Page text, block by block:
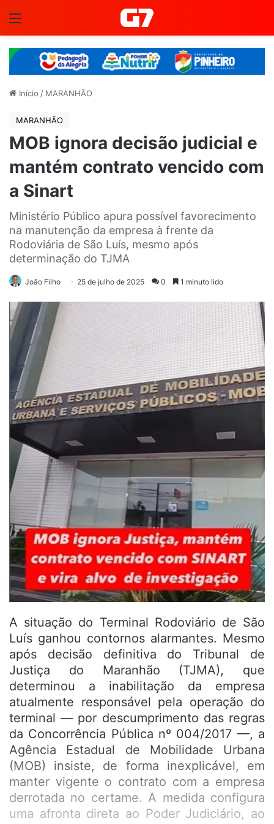
Início / MARANHÃO
MARANHÃO
MOB ignora decisão judicial e
mantém contrato vencido com
a Sinart
Ministério Público apura possível favorecimento
na manutenção da empresa à frente da
Rodoviária de São Luís, mesmo após
determinação do TJMA
João Filho 25 de julho de 2025 0 1 minuto lido
A situação do Terminal Rodoviário de São
Luís ganhou contornos alarmantes. Mesmo
após decisão definitiva do Tribunal de
Justiça do Maranhão (TJMA), que
determinou a inabilitação da empresa
atualmente responsável pela operação do
terminal — por descumprimento das regras
da Concorrência Pública nº 004/2017 —, a
Agência Estadual de Mobilidade Urbana
(MOB) insiste, de forma inexplicável, em
manter vigente o contrato com a empresa
derrotada no certame. A medida configura
uma afronta direta ao Poder Judiciário, ao